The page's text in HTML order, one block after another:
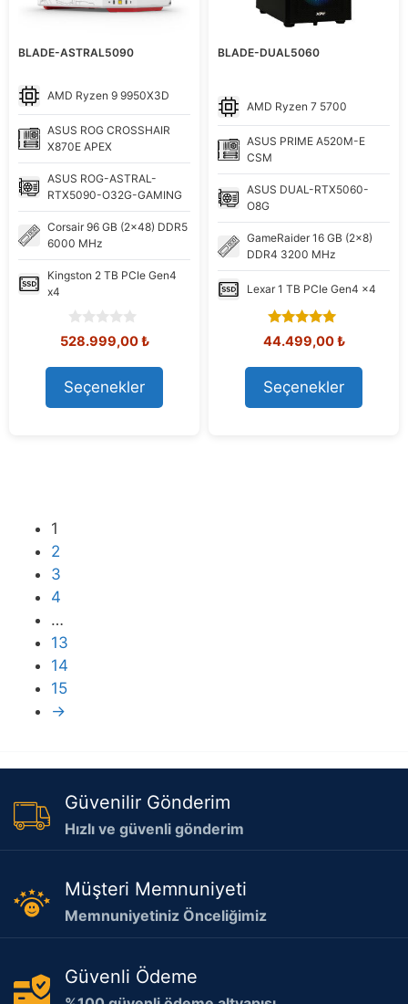
BLADE-ASTRAL5090
AMD Ryzen 9 9950X3D
ASUS ROG CROSSHAIR
X870E APEX
ASUS ROG-ASTRAL-
RTX5090-O32G-GAMING
Corsair 96 GB (2x48) DDR5
6000 MHz
Kingston 2 TB PCIe Gen4
x4
0
o
u
t
o
f
Orijinal
557.442,59 ₺.
528.999,00₺Şu
Seçenekler
BLADE-DUAL5060
AMD Ryzen 7 5700
ASUS PRIME A520M-E
CSM
ASUS DUAL-RTX5060-
O8G
GameRaider 16 GB (2x8)
DDR4 3200 MHz
Lexar 1 TB PCIe Gen4 x4
5.00
out of 5
Orijinal
58.408,83 ₺.
44.499,00₺Şu
Seçenekler
1
2
3
4
…
13
14
15
→
Güvenilir Gönderim
Hızlı ve güvenli gönderim
Müşteri Memnuniyeti
Memnuniyetiniz Önceliğimiz
Güvenli Ödeme